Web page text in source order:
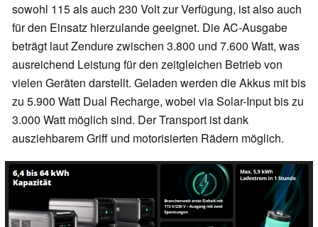
sowohl 115 als auch 230 Volt zur Verfügung, ist also auch
für den Einsatz hierzulande geeignet. Die AC-Ausgabe
beträgt laut Zendure zwischen 3.800 und 7.600 Watt, was
ausreichend Leistung für den zeitgleichen Betrieb von
vielen Geräten darstellt. Geladen werden die Akkus mit bis
zu 5.900 Watt Dual Recharge, wobei via Solar-Input bis zu
3.000 Watt möglich sind. Der Transport ist dank
ausziehbarem Griff und motorisierten Rädern möglich.